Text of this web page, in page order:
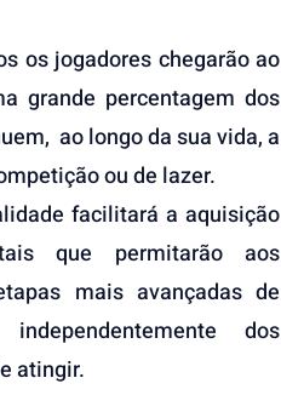
os jogadores chegarão ao
grande percentagem dos
ao longo da sua vida, a
ou de lazer.
facilitará a aquisição
que permitarão aos
mais avançadas de
dos
atingir.